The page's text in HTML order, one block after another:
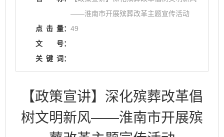
——淮南市开展殡葬改革主题宣传活动
点 击 量： 49
文
号：
关 键 词：
【政策宣讲】深化殡葬改革倡
树文明新风——淮南市开展殡